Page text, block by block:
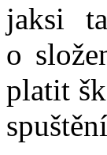
jaksi
o
platit